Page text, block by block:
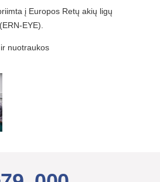
į Europos Retų akių ligų
EYE).
nuotraukos